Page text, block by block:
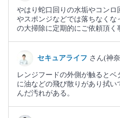
やはり蛇口回りの水垢やコンロ
やスポンジなどでは落ちなく
の大掃除に定期的にご依頼頂く
セキュアライフ さん(神
レンジフードの外側が触ると
に油などの飛び散りがあり拭
んだ汚れがある。